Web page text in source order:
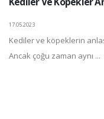
17.05.2023
Kediler ve köpeklerin
Ancak çoğu zaman aynı ...